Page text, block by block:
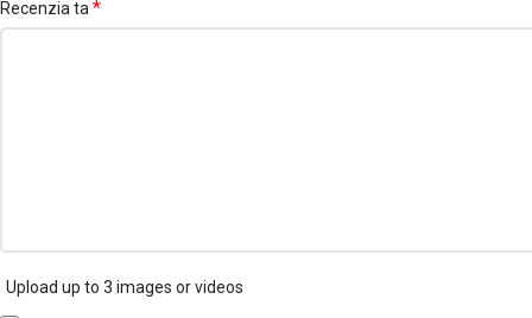
Recenzia ta *
Upload up to 3 images or videos